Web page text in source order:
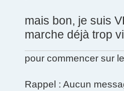
mais bon, je suis
marche déjà trop
pour commencer sur
Rappel : Aucun